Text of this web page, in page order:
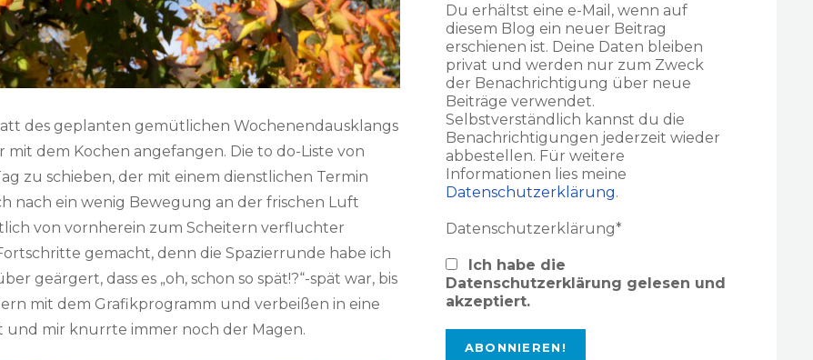
des geplanten gemütlichen Wochenendausklangs
dem Kochen angefangen. Die to do-Liste von
zu schieben, der mit einem dienstlichen Termin
nach ein wenig Bewegung an der frischen Luft
von vornherein zum Scheitern verfluchter
gemacht, denn die Spazierrunde habe ich
geärgert, dass es „oh, schon so spät!?“-spät war, bis
mit dem Grafikprogramm und verbeißen in eine
und mir knurrte immer noch der Magen.
Du erhältst eine e-Mail, wenn auf
diesem Blog ein neuer Beitrag
erschienen ist. Deine Daten bleiben
privat und werden nur zum Zweck
der Benachrichtigung über neue
Beiträge verwendet.
Selbstverständlich kannst du die
Benachrichtigungen jederzeit wieder
abbestellen. Für weitere
Informationen lies meine
Datenschutzerklärung.
Datenschutzerklärung*
Ich habe die
Datenschutzerklärung gelesen und
akzeptiert.